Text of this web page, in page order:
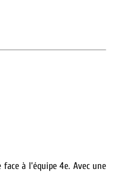
à l’équipe 4e. Avec une